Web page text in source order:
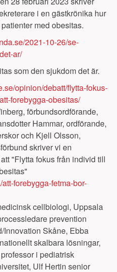
i en gästkrönika hur
med obesitas.
2021-10-26/se-
ar/
som den sjukdom det är.
opinion/debatt/flytta-fokus-
forebygga-obesitas/
förbundsordförande,
Hammar, ordförande,
och Kjell Olsson,
skriver vi en
"Flytta fokus från individ till
forebygga-fetma-bor-
cellbiologi, Uppsala
prevention
Innovation Skåne, Ebba
skalbara lösningar,
professor i pediatrisk
Ulf Hertin senior